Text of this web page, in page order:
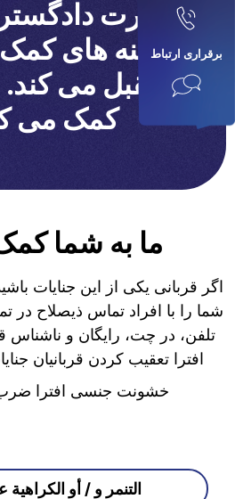
برقراری ارتباط
وزارت
هزینه های کمک
تقبل می کند.
کمک می
ما به شما
اگر قربانی یکی از این جنایات
شما را با افراد تماس ذیصلاح در
تلفن، در چت، رایگان و ناشناس
افترا تعقیب کردن قربانیان
خشونت جنسی افترا
التنمر و / أو الكراهية